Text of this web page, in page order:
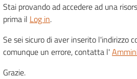
Biblioteche
Cosa
offriamo
Stai provando ad accedere ad una
prima il Log in.
Se sei sicuro di aver inserito l'indirizzo
comunque un errore, contatta l'
Grazie.